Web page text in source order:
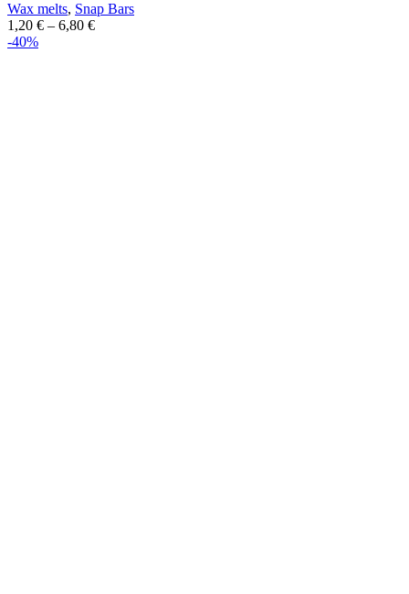
Wax melts, Snap Bars
1,20 € – 6,80 €
-40%